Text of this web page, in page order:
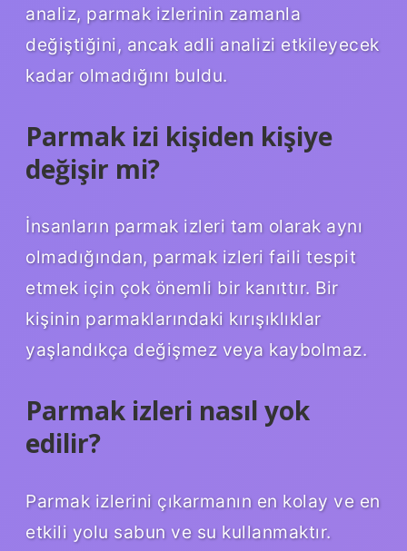
analiz, parmak izlerinin zamanla
değiştiğini, ancak adli analizi etkileyecek
kadar olmadığını buldu.
Parmak izi kişiden kişiye
değişir mi?
İnsanların parmak izleri tam olarak aynı
olmadığından, parmak izleri faili tespit
etmek için çok önemli bir kanıttır. Bir
kişinin parmaklarındaki kırışıklıklar
yaşlandıkça değişmez veya kaybolmaz.
Parmak izleri nasıl yok
edilir?
Parmak izlerini çıkarmanın en kolay ve en
etkili yolu sabun ve su kullanmaktır.